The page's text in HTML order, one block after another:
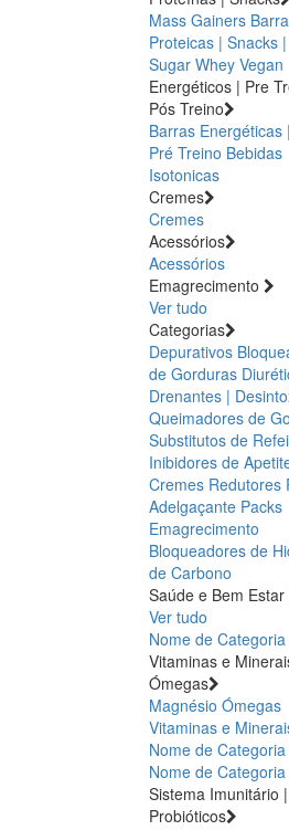
Mass Gainers
Proteicas | Snacks
Sugar Whey Vegan
Energéticos | Pre
Pós Treino
Barras Energéticas
Pré Treino Bebidas
Isotonicas
Cremes
Cremes
Acessórios
Acessórios
Emagrecimento
Ver tudo
Categorias
Depurativos
de Gorduras
Drenantes |
Queimadores de
Substitutos de
Inibidores de
Cremes Redutores
Adelgaçante Packs
Emagrecimento
Bloqueadores de
de Carbono
Saúde e Bem Estar
Ver tudo
Nome de Categoria
Vitaminas e
Ómegas
Magnésio Ómegas
Vitaminas e
Nome de Categoria
Nome de Categoria
Sistema Imunitário |
Probióticos